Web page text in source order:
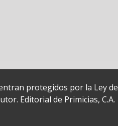
protegidos por la Ley de
Editorial de Primicias, C.A.